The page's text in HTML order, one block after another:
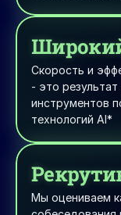
Скорость и
- это
инструментов
технологий AI*
Мы оцениваем